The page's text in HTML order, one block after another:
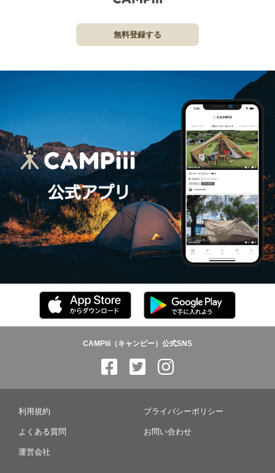
無料登録する
CAMPiii（キャンピー）公式SNS
利用規約 プライバシーポリシー
よくある質問 お問い合わせ
運営会社